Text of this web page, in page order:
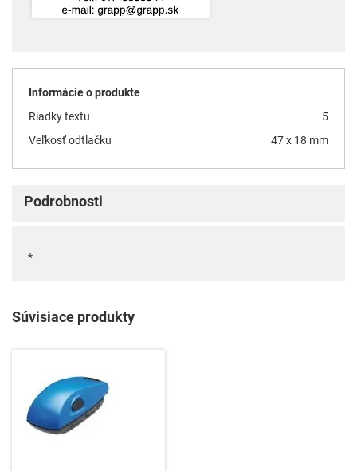
Informácie o produkte
Riadky textu
5
Veľkosť odtlačku
47 x 18 mm
Podrobnosti
*
Súvisiace produkty